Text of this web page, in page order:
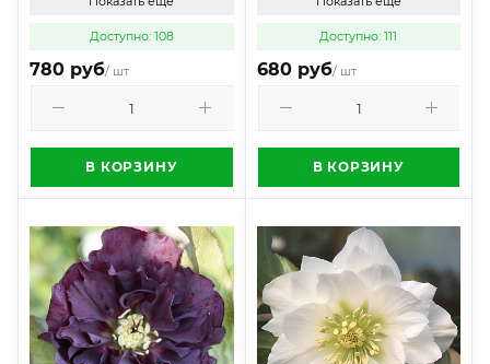
Доступно: 108
780 руб/ шт
В КОРЗИНУ
Доступно: 111
680 руб/ шт
В КОРЗИНУ